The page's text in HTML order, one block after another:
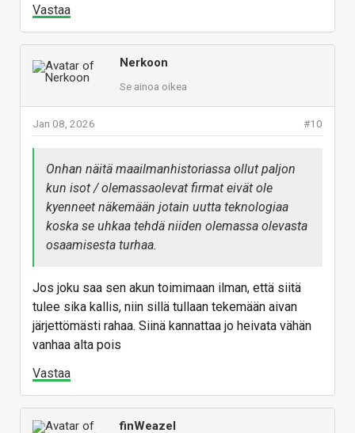
Vastaa
Nerkoon
Se ainoa oikea
#10
Jan 08, 2026
Onhan näitä maailmanhistoriassa ollut paljon
kun isot / olemassaolevat firmat eivät ole
kyenneet näkemään jotain uutta teknologiaa
koska se uhkaa tehdä niiden olemassa olevasta
osaamisesta turhaa.
Jos joku saa sen akun toimimaan ilman, että siitä
tulee sika kallis, niin sillä tullaan tekemään aivan
järjettömästi rahaa. Siinä kannattaa jo heivata vähän
vanhaa alta pois
Vastaa
finWeazel